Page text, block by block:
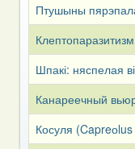
Птушыны
Клептопаразитизм
Шпакі: няспелая
Канареечный
Косуля